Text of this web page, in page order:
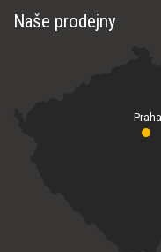
Naše prodejny
Praha